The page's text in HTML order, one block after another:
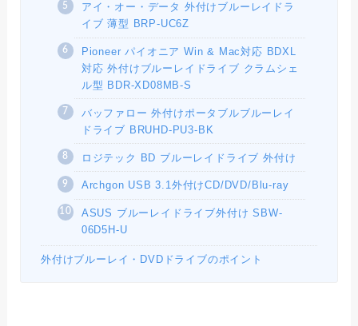
アイ・オー・データ 外付けブルーレイドラ
イブ 薄型 BRP-UC6Z
Pioneer パイオニア Win & Mac対応 BDXL
対応 外付けブルーレイドライブ クラムシェ
ル型 BDR-XD08MB-S
バッファロー 外付けポータブルブルーレイ
ドライブ BRUHD-PU3-BK
ロジテック BD ブルーレイドライブ 外付け
Archgon USB 3.1外付けCD/DVD/Blu-ray
ASUS ブルーレイドライブ外付け SBW-
06D5H-U
外付けブルーレイ・DVDドライブのポイント